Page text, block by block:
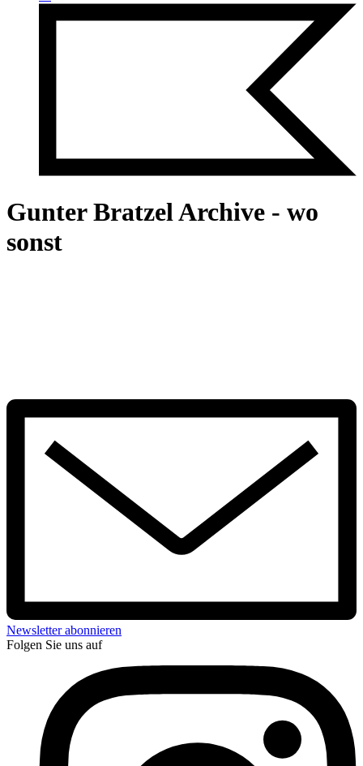
Gunter Bratzel Archive - wo
sonst
Newsletter abonnieren
Folgen Sie uns auf